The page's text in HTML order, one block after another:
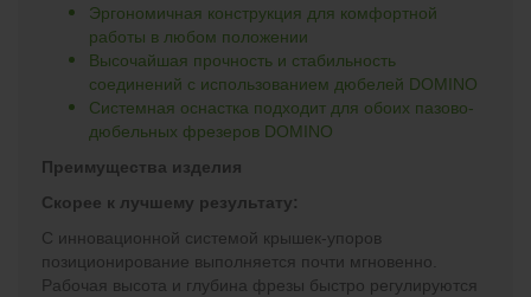
Эргономичная конструкция для комфортной
работы в любом положении
Высочайшая прочность и стабильность
соединений с использованием дюбелей DOMINO
Системная оснастка подходит для обоих пазово-
дюбельных фрезеров DOMINO
Преимущества изделия
Скорее к лучшему результату:
С инновационной системой крышек-упоров
позиционирование выполняется почти мгновенно.
Рабочая высота и глубина фрезы быстро регулируются